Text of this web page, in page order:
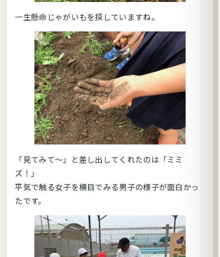
一生懸命じゃがいもを探していますね。
「見てみて～」と差し出してくれたのは「ミミ
ズ！」
平気で触る女子を横目でみる男子の様子が面白かっ
たです。